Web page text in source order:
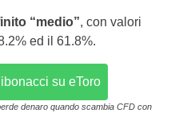
“medio”, con valori
ed il 61.8%.
su eToro
denaro quando scambia CFD con